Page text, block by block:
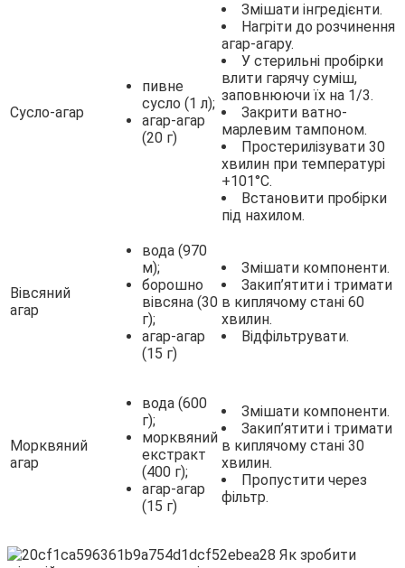
Сусло-агар
пивне
сусло (1 л);
агар-агар
(20 г)
Змішати інгредієнти.
Нагріти до розчинення
агар-агару.
У стерильні пробірки
влити гарячу суміш,
заповнюючи їх на 1/3.
Закрити ватно-
марлевим тампоном.
Простерилізувати 30
хвилин при температурі
+101°С.
Встановити пробірки
під нахилом.
Вівсяний
агар
вода (970
м);
борошно
вівсяна (30
г);
агар-агар
(15 г)
Змішати компоненти.
Закип’ятити і тримати
в киплячому стані 60
хвилин.
Відфільтрувати.
Морквяний
агар
вода (600
г);
морквяний
екстракт
(400 г);
агар-агар
(15 г)
Змішати компоненти.
Закип’ятити і тримати
в киплячому стані 30
хвилин.
Пропустити через
фільтр.